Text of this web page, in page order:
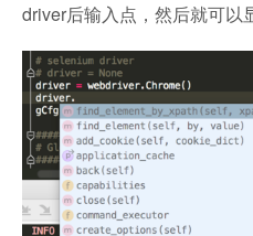
driver后输入点，然后就可以